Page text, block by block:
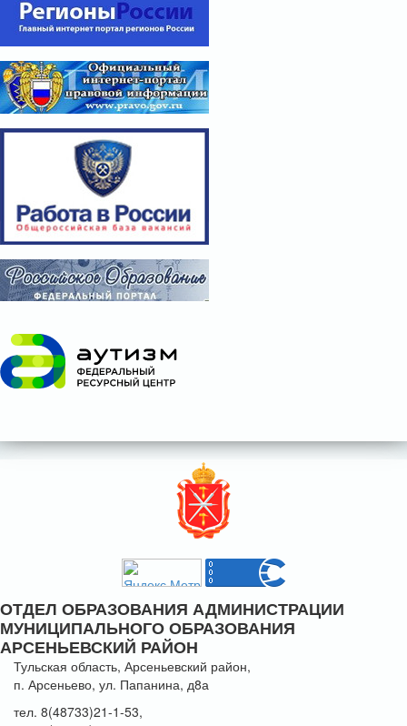
ОТДЕЛ ОБРАЗОВАНИЯ АДМИНИСТРАЦИИ
МУНИЦИПАЛЬНОГО ОБРАЗОВАНИЯ
АРСЕНЬЕВСКИЙ РАЙОН
Тульская область, Арсеньевский район,
п. Арсеньево, ул. Папанина, д8а
тел. 8(48733)21-1-53,